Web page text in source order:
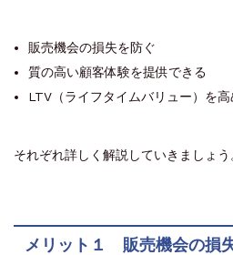
販売機会の損失を防ぐ
質の高い顧客体験を提供できる
LTV（ライフタイムバリュー）を
それぞれ詳しく解説していきましょう
メリット１ 販売機会の損